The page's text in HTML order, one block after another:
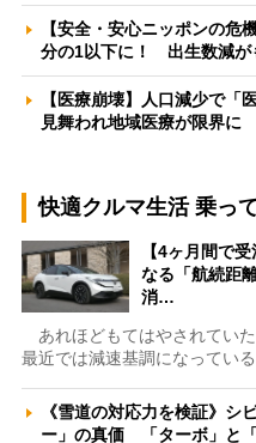
【安全・安心ニッポンの危
分の1以下に！ 出生数減
【医療崩壊】人口減少で「
見舞われ地域医療が限界
快適クルマ生活 乗っ
【4ヶ月間で
なる「航続距
消…
あれほどもてはやされていた
最近では減速基調になってい
《雪道の対応力を検証》シ
ー」の真価 「ターボ」と